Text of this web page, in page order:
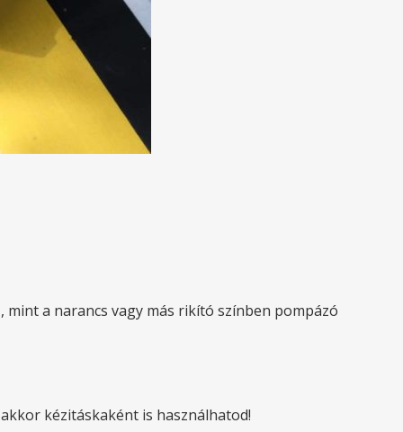
mint a narancs vagy más rikító színben pompázó
kézitáskaként is használhatod!